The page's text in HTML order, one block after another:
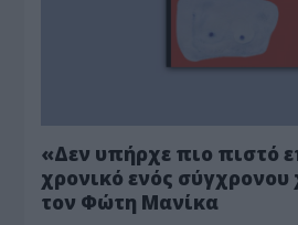
«Δεν υπήρχε πιο πιστό
χρονικό ενός
τον Φώτη Μανίκα